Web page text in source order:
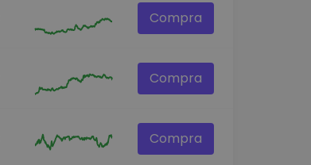
Compra
Compra
Compra